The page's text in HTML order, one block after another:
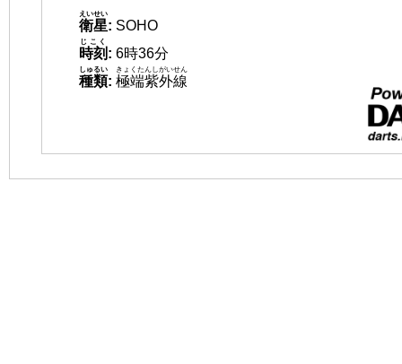
衛星
えいせい
: SOHO
時刻
じこく
: 6時36分
種類
しゅるい
: 極端紫外線
きょくたんしがいせん